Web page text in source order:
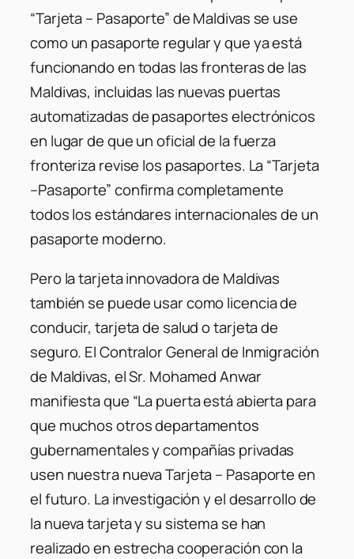
“Tarjeta – Pasaporte” de Maldivas se use
como un pasaporte regular y que ya está
funcionando en todas las fronteras de las
Maldivas, incluidas las nuevas puertas
automatizadas de pasaportes electrónicos
en lugar de que un oficial de la fuerza
fronteriza revise los pasaportes. La “Tarjeta
–Pasaporte” confirma completamente
todos los estándares internacionales de un
pasaporte moderno.
Pero la tarjeta innovadora de Maldivas
también se puede usar como licencia de
conducir, tarjeta de salud o tarjeta de
seguro. El Contralor General de Inmigración
de Maldivas, el Sr. Mohamed Anwar
manifiesta que “La puerta está abierta para
que muchos otros departamentos
gubernamentales y compañías privadas
usen nuestra nueva Tarjeta – Pasaporte en
el futuro. La investigación y el desarrollo de
la nueva tarjeta y su sistema se han
realizado en estrecha cooperación con la